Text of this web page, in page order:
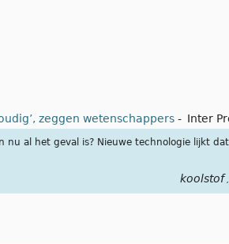
zeggen wetenschappers - Inter
nu al het geval is? Nieuwe technologie lijkt
koolstof